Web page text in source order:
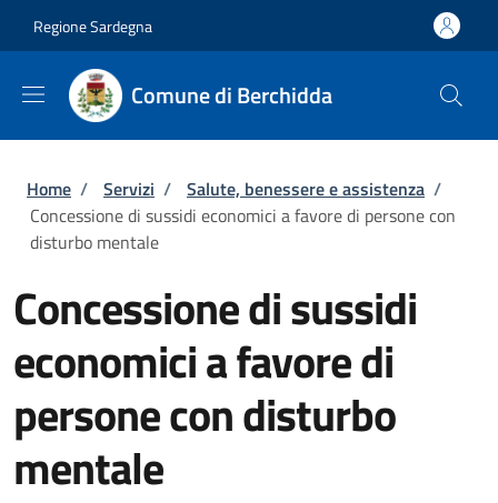
Regione Sardegna
Comune di Berchidda
Briciole di pane
Home / Servizi / Salute, benessere e assistenza /
Concessione di sussidi economici a favore di persone con
disturbo mentale
Concessione di sussidi
economici a favore di
persone con disturbo
mentale